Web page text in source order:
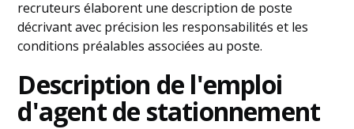
recruteurs élaborent une description de poste
décrivant avec précision les responsabilités et les
conditions préalables associées au poste.
Description de l'emploi
d'agent de stationnement